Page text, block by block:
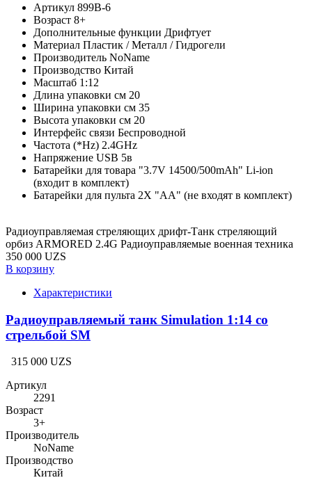
Артикул 899В-6
Возраст 8+
Дополнительные функции Дрифтует
Материал Пластик / Металл / Гидрогели
Производитель NoName
Производство Китай
Масштаб 1:12
Длина упаковки см 20
Ширина упаковки см 35
Высота упаковки см 20
Интерфейс связи Беспроводной
Частота (*Hz) 2.4GHz
Напряжение USB 5в
Батарейки для товара "3.7V 14500/500mAh" Li-ion
(входит в комплект)
Батарейки для пульта 2X "АА" (не входят в комплект)
Радиоуправляемая стреляющих дрифт-Танк стреляющий
орбиз ARMORED 2.4G Радиоуправляемые военная техника
350 000 UZS
В корзину
Характеристики
Радиоуправляемый танк Simulation 1:14 со
стрельбой SM
315 000 UZS
Артикул
2291
Возраст
3+
Производитель
NoName
Производство
Китай